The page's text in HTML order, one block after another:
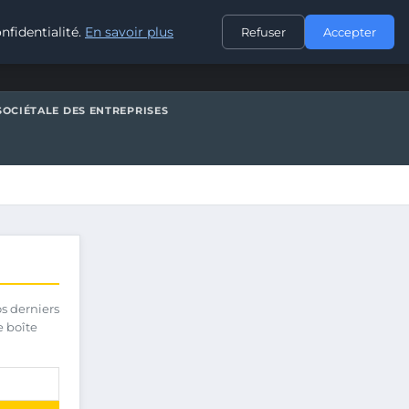
CONTACT
DES ENTREPRISES
derniers
boîte
En savoir plus Refuser Accepter